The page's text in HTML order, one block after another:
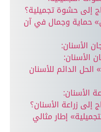
إلى حشوة تجميلية؟
حماية وجمال في آن
الأسنان:
الأسنان:
الحل الدائم للأسنان
الأسنان:
إلى زراعة الأسنان؟
إطار مثالي